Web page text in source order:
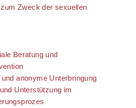
Zweck der sexuellen
Beratung und
anonyme Unterbringung
Unterstützung im